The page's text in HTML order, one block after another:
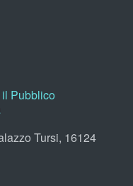
Pubblico
Tursi, 16124